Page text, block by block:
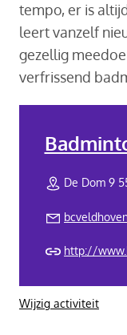
tempo, er is
leert vanzelf
gezellig
verfrissend
De Dom 9
http://
Wijzig activiteit